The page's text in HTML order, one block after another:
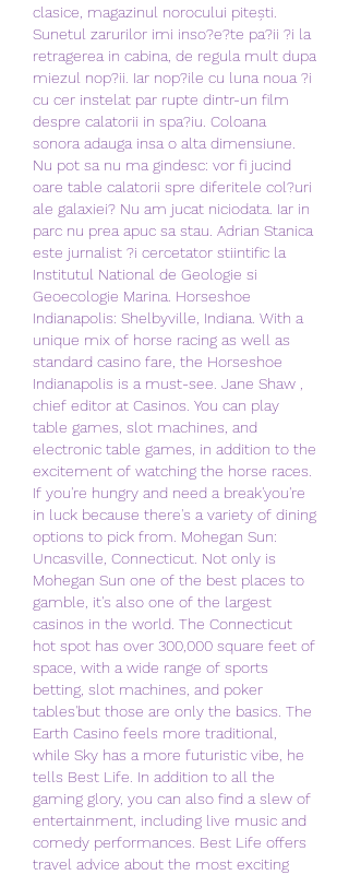
clasice, magazinul norocului pitești.
Sunetul zarurilor imi inso?e?te pa?ii ?i la
retragerea in cabina, de regula mult dupa
miezul nop?ii. Iar nop?ile cu luna noua ?i
cu cer instelat par rupte dintr-un film
despre calatorii in spa?iu. Coloana
sonora adauga insa o alta dimensiune.
Nu pot sa nu ma gindesc: vor fi jucind
oare table calatorii spre diferitele col?uri
ale galaxiei? Nu am jucat niciodata. Iar in
parc nu prea apuc sa stau. Adrian Stanica
este jurnalist ?i cercetator stiintific la
Institutul National de Geologie si
Geoecologie Marina. Horseshoe
Indianapolis: Shelbyville, Indiana. With a
unique mix of horse racing as well as
standard casino fare, the Horseshoe
Indianapolis is a must-see. Jane Shaw ,
chief editor at Casinos. You can play
table games, slot machines, and
electronic table games, in addition to the
excitement of watching the horse races.
If you're hungry and need a break'you're
in luck because there's a variety of dining
options to pick from. Mohegan Sun:
Uncasville, Connecticut. Not only is
Mohegan Sun one of the best places to
gamble, it's also one of the largest
casinos in the world. The Connecticut
hot spot has over 300,000 square feet of
space, with a wide range of sports
betting, slot machines, and poker
tables'but those are only the basics. The
Earth Casino feels more traditional,
while Sky has a more futuristic vibe, he
tells Best Life. In addition to all the
gaming glory, you can also find a slew of
entertainment, including live music and
comedy performances. Best Life offers
travel advice about the most exciting